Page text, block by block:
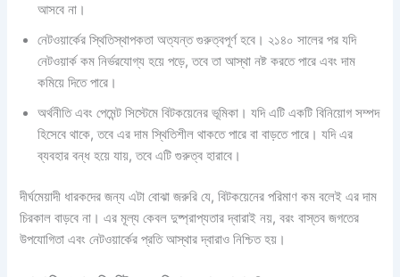
আসবে না।
নেটওয়ার্কের স্থিতিস্থাপকতা অত্যন্ত গুরুত্বপূর্ণ হবে। ২১৪০ সালের পর যদি
নেটওয়ার্ক কম নির্ভরযোগ্য হয়ে পড়ে, তবে তা আস্থা নষ্ট করতে পারে এবং দাম
কমিয়ে দিতে পারে।
অর্থনীতি এবং পেমেন্ট সিস্টেমে বিটকয়েনের ভূমিকা। যদি এটি একটি বিনিয়োগ সম্পদ
হিসেবে থাকে, তবে এর দাম স্থিতিশীল থাকতে পারে বা বাড়তে পারে। যদি এর
ব্যবহার বন্ধ হয়ে যায়, তবে এটি গুরুত্ব হারাবে।
দীর্ঘমেয়াদী ধারকদের জন্য এটা বোঝা জরুরি যে, বিটকয়েনের পরিমাণ কম বলেই এর দাম
চিরকাল বাড়বে না। এর মূল্য কেবল দুষ্প্রাপ্যতার দ্বারাই নয়, বরং বাস্তব জগতের
উপযোগিতা এবং নেটওয়ার্কের প্রতি আস্থার দ্বারাও নিশ্চিত হয়।